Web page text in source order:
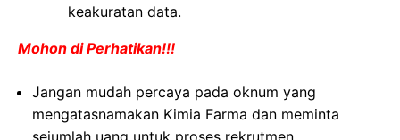
keakuratan data.
Mohon di Perhatikan!!!
Jangan mudah percaya pada oknum yang
mengatasnamakan Kimia Farma dan meminta
sejumlah uang untuk proses rekrutmen.